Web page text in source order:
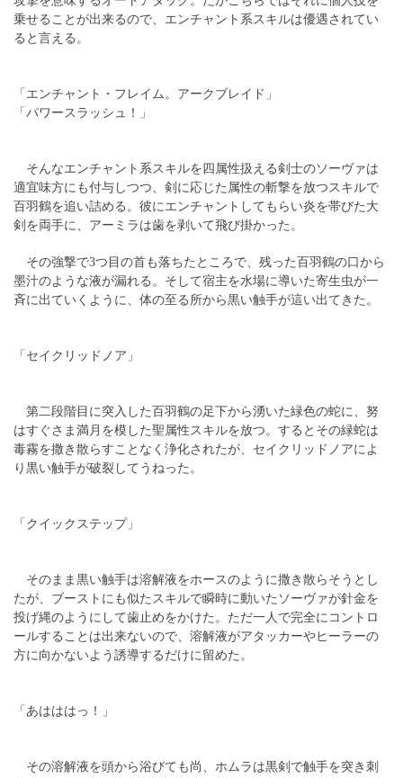
乗せることが出来るので、エンチャント系スキルは優遇されてい
ると言える。
「エンチャント・フレイム。アークブレイド」
「パワースラッシュ！」
そんなエンチャント系スキルを四属性扱える剣士のソーヴァは
適宜味方にも付与しつつ、剣に応じた属性の斬撃を放つスキルで
百羽鶴を追い詰める。彼にエンチャントしてもらい炎を帯びた大
剣を両手に、アーミラは歯を剥いて飛び掛かった。
その強撃で3つ目の首も落ちたところで、残った百羽鶴の口から
墨汁のような液が漏れる。そして宿主を水場に導いた寄生虫が一
斉に出ていくように、体の至る所から黒い触手が這い出てきた。
「セイクリッドノア」
第二段階目に突入した百羽鶴の足下から湧いた緑色の蛇に、努
はすぐさま満月を模した聖属性スキルを放つ。するとその緑蛇は
毒霧を撒き散らすことなく浄化されたが、セイクリッドノアによ
り黒い触手が破裂してうねった。
「クイックステップ」
そのまま黒い触手は溶解液をホースのように撒き散らそうとし
たが、ブーストにも似たスキルで瞬時に動いたソーヴァが針金を
投げ縄のようにして歯止めをかけた。ただ一人で完全にコントロ
ールすることは出来ないので、溶解液がアタッカーやヒーラーの
方に向かないよう誘導するだけに留めた。
「あはははっ！」
その溶解液を頭から浴びても尚、ホムラは黒剣で触手を突き刺